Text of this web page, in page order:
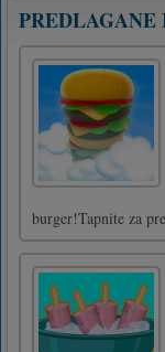
PREDLAGANE
burger!Tapnite za